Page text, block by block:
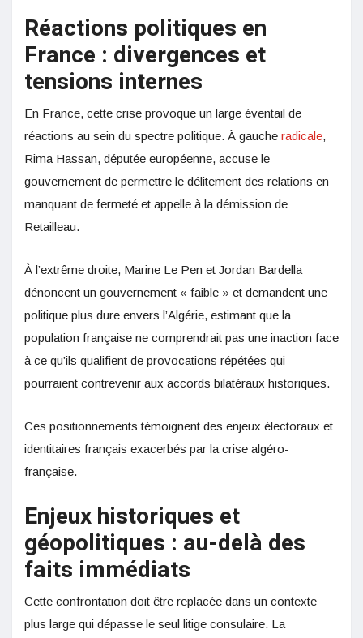
Réactions politiques en
France : divergences et
tensions internes
En France, cette crise provoque un large éventail de
réactions au sein du spectre politique. À gauche radicale,
Rima Hassan, députée européenne, accuse le
gouvernement de permettre le délitement des relations en
manquant de fermeté et appelle à la démission de
Retailleau.
À l’extrême droite, Marine Le Pen et Jordan Bardella
dénoncent un gouvernement « faible » et demandent une
politique plus dure envers l’Algérie, estimant que la
population française ne comprendrait pas une inaction face
à ce qu’ils qualifient de provocations répétées qui
pourraient contrevenir aux accords bilatéraux historiques.
Ces positionnements témoignent des enjeux électoraux et
identitaires français exacerbés par la crise algéro-
française.
Enjeux historiques et
géopolitiques : au-delà des
faits immédiats
Cette confrontation doit être replacée dans un contexte
plus large qui dépasse le seul litige consulaire. La